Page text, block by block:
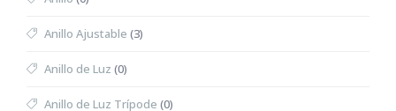
Anillo Ajustable (3)
Anillo de Luz (0)
Anillo de Luz Trípode (0)